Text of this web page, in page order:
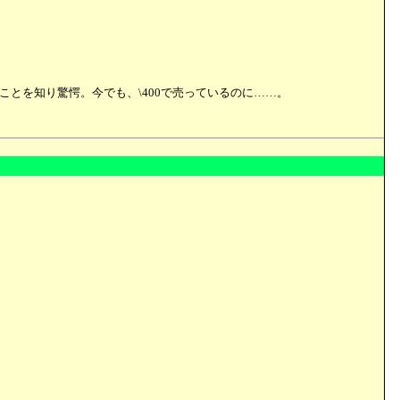
とを知り驚愕。今でも、\400で売っているのに……。